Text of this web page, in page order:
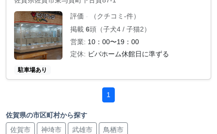
評価 -
（クチコミ-件）
掲載 6頭（子犬4 / 子猫2）
営業: 10：00〜19：00
定休: ビバホーム休館日に準ずる
駐車場あり
1
佐賀県の市区町村から探す
佐賀市
神埼市 武雄市 鳥栖市